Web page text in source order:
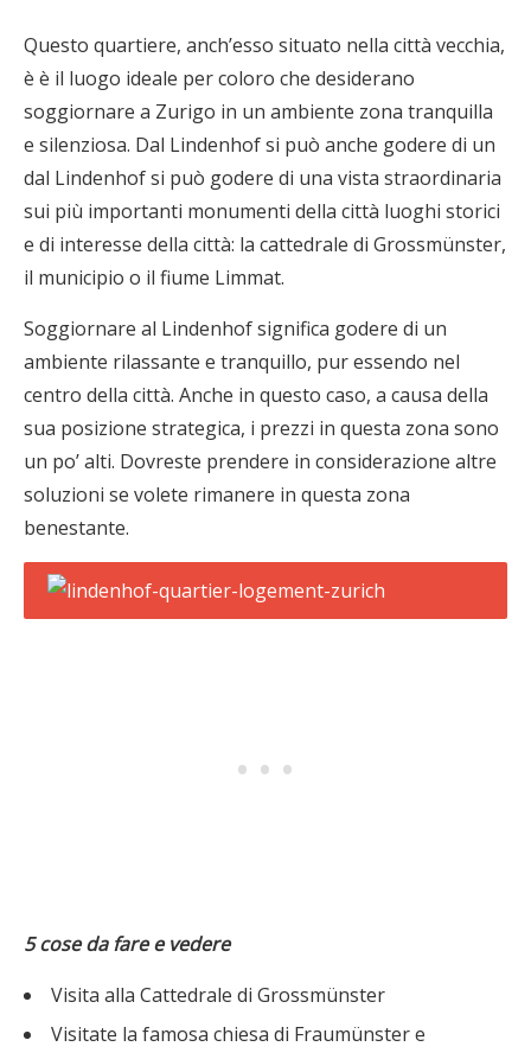
Questo quartiere, anch’esso situato nella città vecchia,
è è il luogo ideale per coloro che desiderano
soggiornare a Zurigo in un ambiente zona tranquilla
e silenziosa. Dal Lindenhof si può anche godere di un
dal Lindenhof si può godere di una vista straordinaria
sui più importanti monumenti della città luoghi storici
e di interesse della città: la cattedrale di Grossmünster,
il municipio o il fiume Limmat.
Soggiornare al Lindenhof significa godere di un
ambiente rilassante e tranquillo, pur essendo nel
centro della città. Anche in questo caso, a causa della
sua posizione strategica, i prezzi in questa zona sono
un po’ alti. Dovreste prendere in considerazione altre
soluzioni se volete rimanere in questa zona
benestante.
5 cose da fare e vedere
Visita alla Cattedrale di Grossmünster
Visitate la famosa chiesa di Fraumünster e